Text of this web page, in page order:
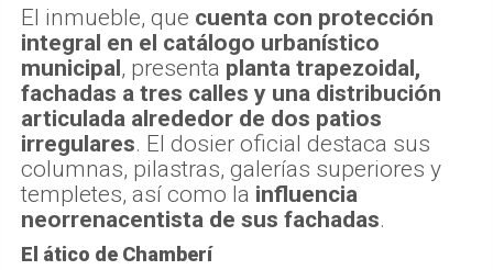
El inmueble, que cuenta con protección
integral en el catálogo urbanístico
municipal, presenta planta trapezoidal,
fachadas a tres calles y una distribución
articulada alrededor de dos patios
irregulares. El dosier oficial destaca sus
columnas, pilastras, galerías superiores y
templetes, así como la influencia
neorrenacentista de sus fachadas.
El ático de Chamberí